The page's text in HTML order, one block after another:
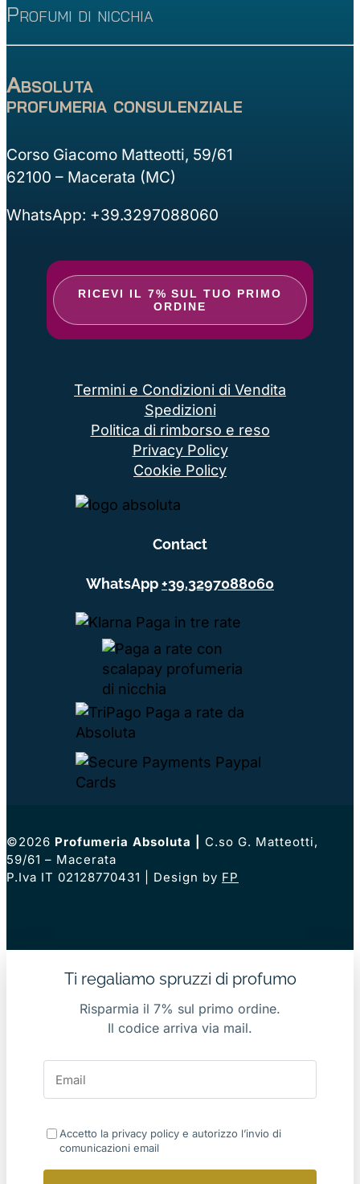
Profumi di nicchia
Absoluta
profumeria consulenziale
Corso Giacomo Matteotti, 59/61
62100 – Macerata (MC)
WhatsApp: +39.3297088060
RICEVI IL 7% SUL TUO PRIMO
ORDINE
Termini e Condizioni di Vendita
Spedizioni
Politica di rimborso e reso
Privacy Policy
Cookie Policy
Contact
WhatsApp+39.3297088060
©2026 Profumeria Absoluta
C.so G. Matteotti,
59/61 – Macerata
P.Iva IT 02128770431 | Design by FP
Ti regaliamo spruzzi di profumo
Risparmia il 7% sul primo ordine.
Il codice arriva via mail.
Accetto la privacy policy e autorizzo l’invio di
comunicazioni email